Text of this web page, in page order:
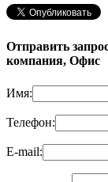
Отправить
компания, Офис
Имя:
Телефон:
E-mail: